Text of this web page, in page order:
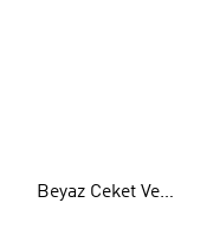
Beyaz Ceket Ve